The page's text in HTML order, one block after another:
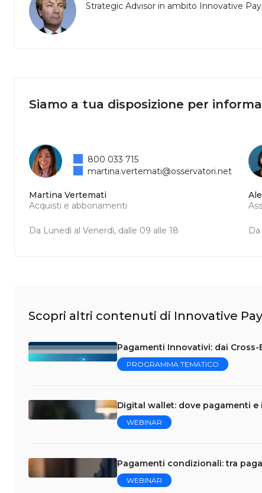
Strategic Advisor in ambito Innovative
Siamo a tua disposizione per
Martina Vertemati
Acquisti e abbonamenti
Da Lunedì al Venerdì, dalle 09 alle 18
800 033 715
martina.vertemati@osservatori.net
Scopri altri contenuti di Innovative
Pagamenti Innovativi: dai
PROGRAMMA TEMATICO
Digital wallet: dove pagamenti
WEBINAR
Pagamenti condizionali: tra
WEBINAR